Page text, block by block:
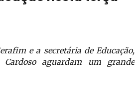
e a secretária de Educação,
Cardoso aguardam um grande